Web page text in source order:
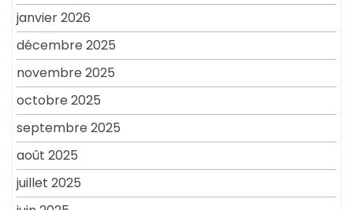
janvier 2026
décembre 2025
novembre 2025
octobre 2025
septembre 2025
août 2025
juillet 2025